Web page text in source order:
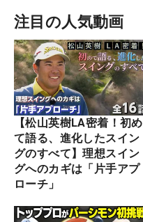
注目の人気動画
【松山英樹LA密着！初め
て語る、進化したスイン
グのすべて】理想スイン
グへのカギは「片手アプ
ローチ」